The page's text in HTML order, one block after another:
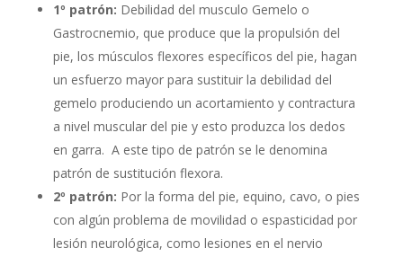
1º patrón: Debilidad del musculo Gemelo o
Gastrocnemio, que produce que la propulsión del
pie, los músculos flexores específicos del pie, hagan
un esfuerzo mayor para sustituir la debilidad del
gemelo produciendo un acortamiento y contractura
a nivel muscular del pie y esto produzca los dedos
en garra. A este tipo de patrón se le denomina
patrón de sustitución flexora.
2º patrón: Por la forma del pie, equino, cavo, o pies
con algún problema de movilidad o espasticidad por
lesión neurológica, como lesiones en el nervio